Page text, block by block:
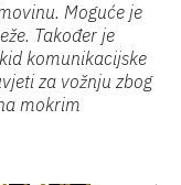
Moguće je
Također je
komunikacijske
za vožnju zbog
mokrim